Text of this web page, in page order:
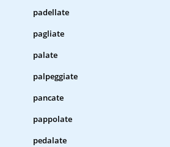
padellate
pagliate
palate
palpeggiate
pancate
pappolate
pedalate